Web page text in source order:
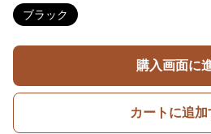
ブラック
購入画面に
カートに追加